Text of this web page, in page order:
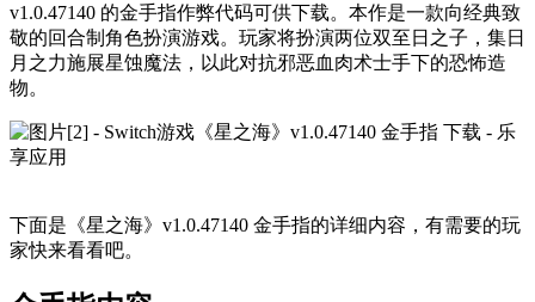
v1.0.47140 的金手指作弊代码可供下载。本作是一款向经典致
敬的回合制角色扮演游戏。玩家将扮演两位双至日之子，集日
月之力施展星蚀魔法，以此对抗邪恶血肉术士手下的恐怖造
物。
下面是《星之海》v1.0.47140 金手指的详细内容，有需要的玩
家快来看看吧。